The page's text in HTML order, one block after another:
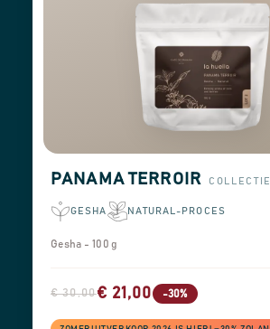
PANAMA TERROIR COLLECTIE
GESHA NATURAL-PROCES
Gesha - 100 g
€ 30,00€ 21,00 -30%